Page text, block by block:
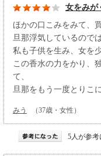
女をみが
ほかの口こみをみて、
旦那浮気しているので
私も子供を生み、女を
この香水の力をかり、
て、
旦那をもう一度とりこ
みう （37歳・女性）
5人が参